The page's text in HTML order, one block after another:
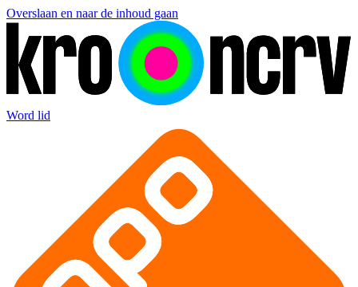
Overslaan en naar de inhoud gaan
Word lid